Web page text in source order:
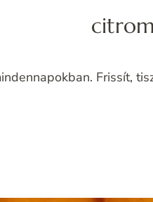
Frissít,